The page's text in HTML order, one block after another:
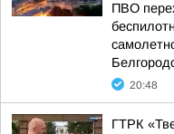
ПВО
20:48
ГТРК